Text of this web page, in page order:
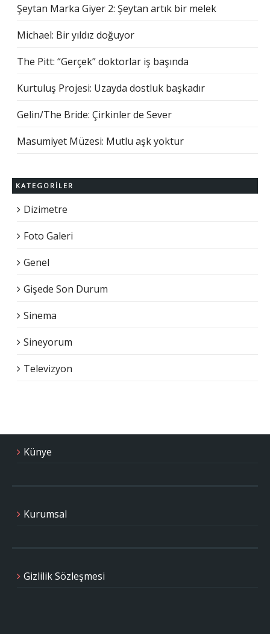
Şeytan Marka Giyer 2: Şeytan artık bir melek
Michael: Bir yıldız doğuyor
The Pitt: “Gerçek” doktorlar iş başında
Kurtuluş Projesi: Uzayda dostluk başkadır
Gelin/The Bride: Çirkinler de Sever
Masumiyet Müzesi: Mutlu aşk yoktur
KATEGORILER
Dizimetre
Foto Galeri
Genel
Gişede Son Durum
Sinema
Sineyorum
Televizyon
Künye
Kurumsal
Gizlilik Sözleşmesi